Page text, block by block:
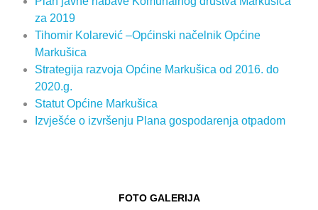
za 2019
Tihomir Kolarević –Općinski načelnik Općine
Markušica
Strategija razvoja Općine Markušica od 2016. do
2020.g.
Statut Općine Markušica
Izvješće o izvršenju Plana gospodarenja otpadom
FOTO GALERIJA